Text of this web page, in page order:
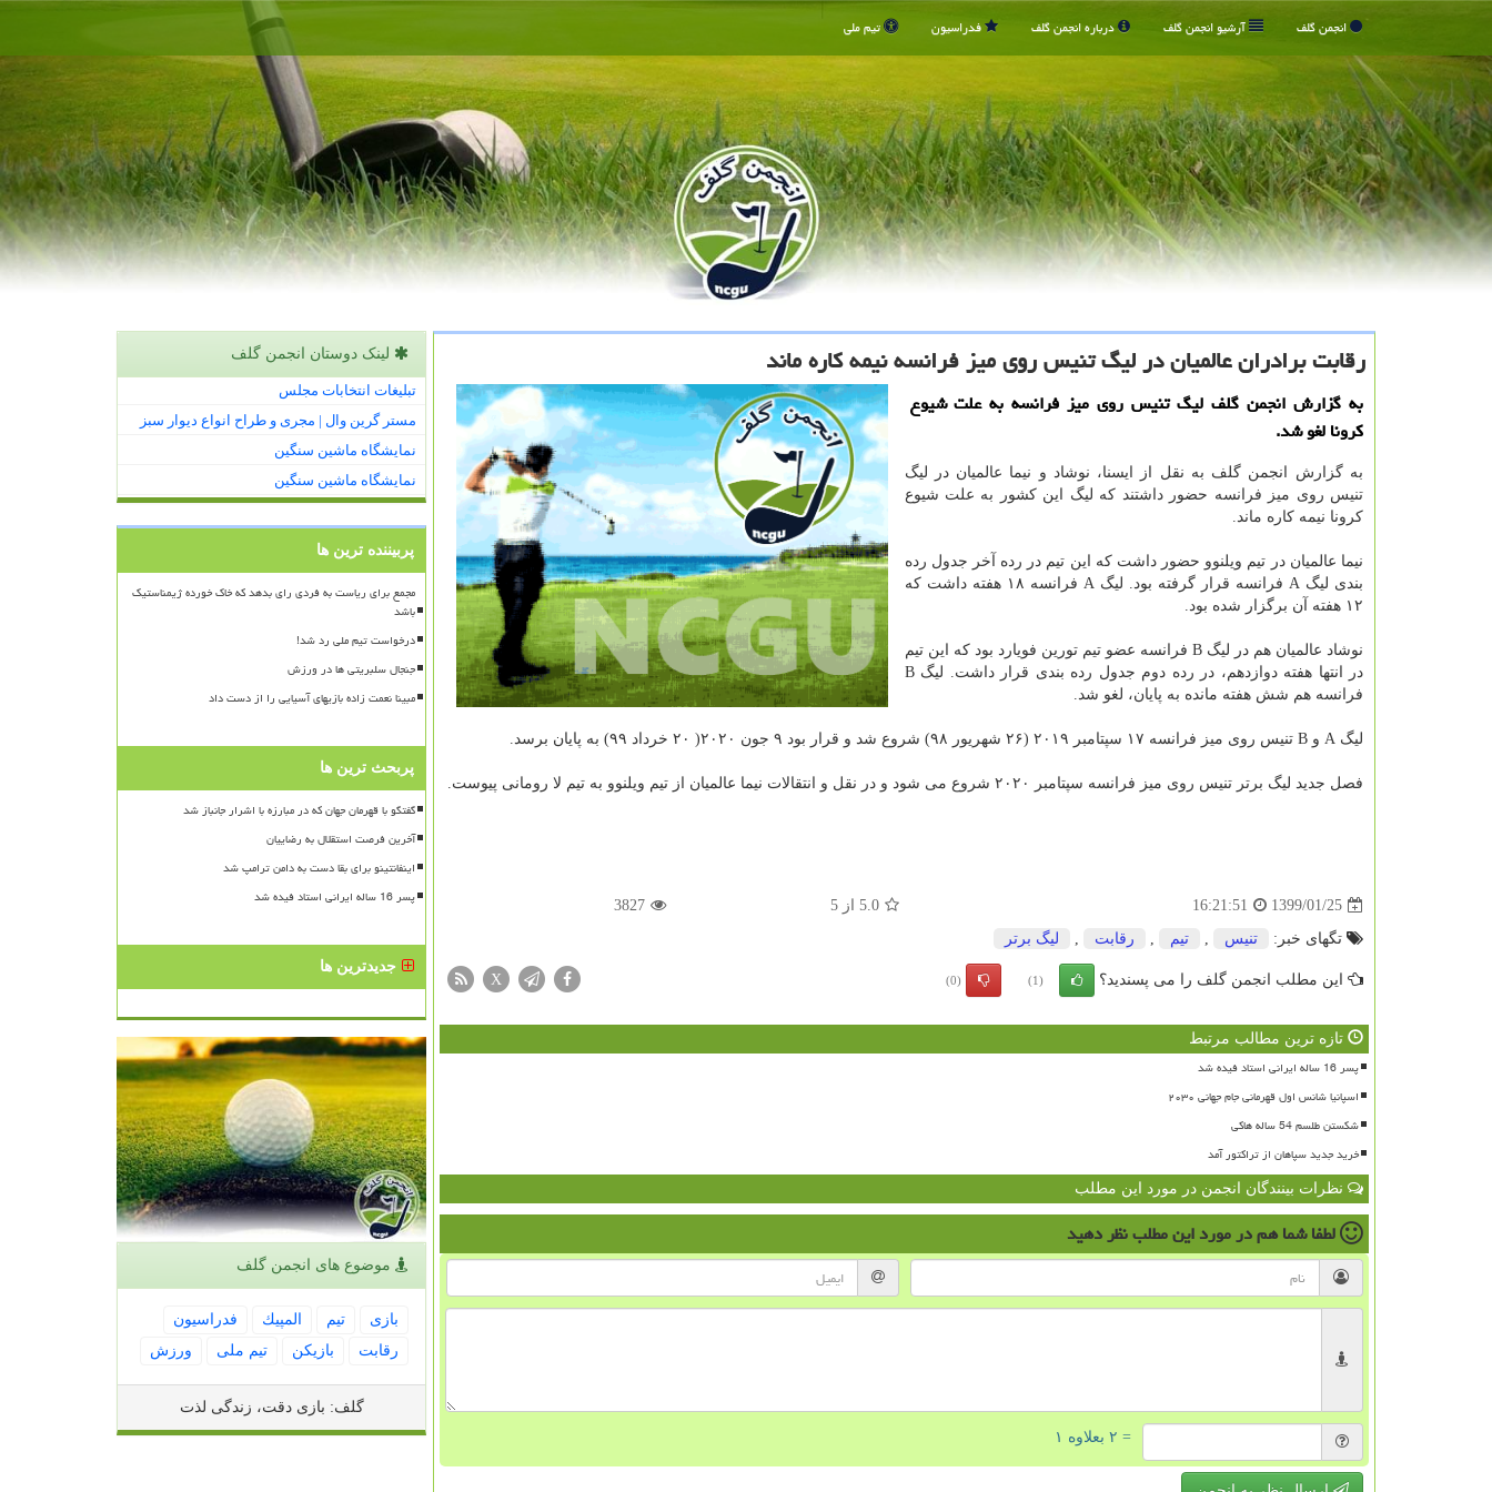
انجمن گلف آرشیو انجمن گلف درباره انجمن گلف فدراسیون تیم ملی
رقابت برادران عالمیان در لیگ تنیس روی میز فرانسه نیمه كاره ماند
به گزارش انجمن گلف لیگ تنیس روی میز فرانسه به علت شیوع
كرونا لغو شد.
به گزارش انجمن گلف به نقل از ایسنا، نوشاد و نیما عالمیان در لیگ
تنیس روی میز فرانسه حضور داشتند كه لیگ این كشور به علت شیوع
كرونا نیمه كاره ماند.
نیما عالمیان در تیم ویلنوو حضور داشت كه این تیم در رده آخر جدول رده
بندی لیگ A فرانسه قرار گرفته بود. لیگ A فرانسه ۱۸ هفته داشت كه
۱۲ هفته آن برگزار شده بود.
نوشاد عالمیان هم در لیگ B فرانسه عضو تیم تورین فویارد بود كه این تیم
در انتها هفته دوازدهم، در رده دوم جدول رده بندی قرار داشت. لیگ B
فرانسه هم شش هفته مانده به پایان، لغو شد.
لیگ A و B تنیس روی میز فرانسه ۱۷ سپتامبر ۲۰۱۹ (۲۶ شهریور ۹۸) شروع شد و قرار بود ۹ جون ۲۰۲۰( ۲۰ خرداد ۹۹) به پایان برسد.
فصل جدید لیگ برتر تنیس روی میز فرانسه سپتامبر ۲۰۲۰ شروع می شود و در نقل و انتقالات نیما عالمیان از تیم ویلنوو به تیم لا رومانی پیوست.
1399/01/25
16:21:51
5.0 از5
3827
تگهای خبر: تنیس , تیم , رقابت , لیگ برتر
این مطلب انجمن گلف را می پسندید؟ (1)
(0)
X
تازه ترین مطالب مرتبط
پسر 16 ساله ایرانی استاد فیده شد
اسپانیا شانس اول قهرمانی جام جهانی ۲۰۳۰
شکستن طلسم 54 ساله هاکی
خرید جدید سپاهان از تراکتور آمد
نظرات بینندگان انجمن در مورد این مطلب
لطفا شما همدر مورد این مطلبنظر دهید
= ۲ بعلاوه ۱
لینک دوستان انجمن گلف
تبلیغات انتخابات مجلس
مستر گرین وال | مجری و طراح انواع دیوار سبز
نمایشگاه ماشین سنگین
نمایشگاه ماشین سنگین
پربیننده ترین ها
مجمع برای ریاست به فردی رای بدهد که خاک خورده ژیمناستیک
باشد
درخواست تیم ملی رد شد!
جنجال سلبریتی ها در ورزش
مبینا نعمت زاده بازیهای آسیایی را از دست داد
پربحث ترین ها
گفتگو با قهرمان جهان که در مبارزه با اشرار جانباز شد
آخرین فرصت استقلال به رضاییان
اینفانتینو برای بقا دست به دامن ترامپ شد
پسر 16 ساله ایرانی استاد فیده شد
جدیدترین ها
موضوع های انجمن گلف
بازی تیم المپیك
فدراسیون
رقابت
بازیكن تیم ملی ورزش
گلف: بازی دقت، زندگی لذت